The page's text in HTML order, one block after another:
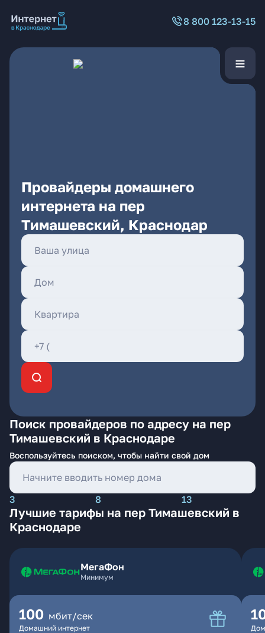
8 800 123-13-15
Провайдеры домашнего
интернета на пер
Тимашевский, Краснодар
Поиск провайдеров по адресу на пер
Тимашевский в Краснодаре
Воспользуйтесь поиском, чтобы найти свой дом
3 8 13
Лучшие тарифы на пер Тимашевский в
Краснодаре
МегаФон
Минимум
100 мбит/сек
Домашний интернет